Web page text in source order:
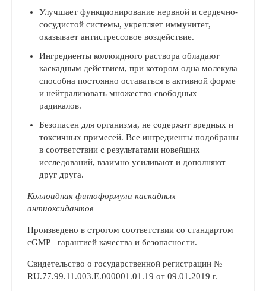
Улучшает функционирование нервной и сердечно-
сосудистой системы, укрепляет иммунитет,
оказывает антистрессовое воздействие.
Ингредиенты коллоидного раствора обладают
каскадным действием, при котором одна молекула
способна постоянно оставаться в активной форме
и нейтрализовать множество свободных
радикалов.
Безопасен для организма, не содержит вредных и
токсичных примесей. Все ингредиенты подобраны
в соответствии с результатами новейших
исследований, взаимно усиливают и дополняют
друг друга.
Коллоидная фитоформула каскадных
антиоксидантов
Произведено в строгом соответствии со стандартом
cGMP– гарантией качества и безопасности.
Свидетельство о государственной регистрации №
RU.77.99.11.003.Е.000001.01.19 от 09.01.2019 г.